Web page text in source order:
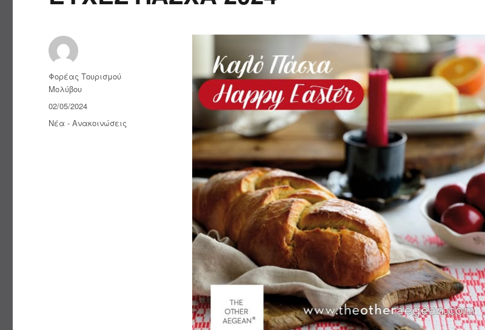
Συντάκτης
Φορέας Τουρισμού
Μολύβου
Δημοσιεύτηκε
την
02/05/2024
Κατηγορίες
Νέα - Ανακοινώσεις